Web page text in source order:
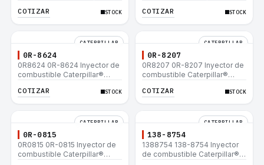
657E 631E 988F II
COTIZAR STOCK
657E 631E 988F II
COTIZAR STOCK
CATERPILLAR
0R-8624
0R8624 0R-8624 Inyector de
combustible Caterpillar®
657E 631E 988F II
COTIZAR STOCK
CATERPILLAR
0R-8207
0R8207 0R-8207 Inyector de
combustible Caterpillar®
657E 631E 988F II
COTIZAR STOCK
CATERPILLAR
0R-0815
0R0815 0R-0815 Inyector de
combustible Caterpillar®
CATERPILLAR
138-8754
1388754 138-8754 Inyector
de combustible Caterpillar®